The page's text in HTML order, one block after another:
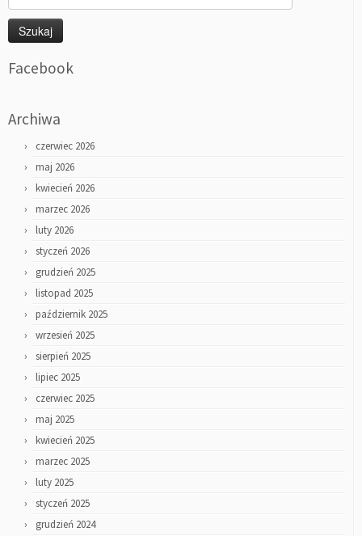
Facebook
Archiwa
czerwiec 2026
maj 2026
kwiecień 2026
marzec 2026
luty 2026
styczeń 2026
grudzień 2025
listopad 2025
październik 2025
wrzesień 2025
sierpień 2025
lipiec 2025
czerwiec 2025
maj 2025
kwiecień 2025
marzec 2025
luty 2025
styczeń 2025
grudzień 2024